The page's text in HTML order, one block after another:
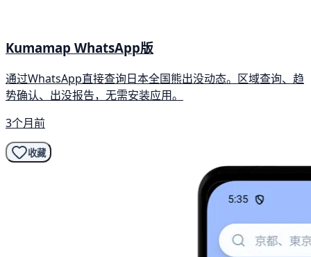
Kumamap WhatsApp版
通过WhatsApp直接查询日本全国熊出没动态。区域查询、趋
势确认、出没报告，无需安装应用。
3个月前
收藏